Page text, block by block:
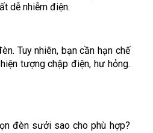
dễ nhiễm điện.
Tuy nhiên, bạn cần hạn chế
tượng chập điện, hư hỏng.
đèn sưởi sao cho phù hợp?